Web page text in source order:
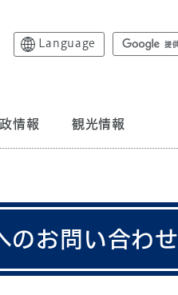
Language
情報 観光情報
のお問い合わせ